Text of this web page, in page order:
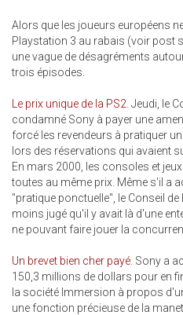
Alors que les joueurs européens
Playstation 3 au rabais (voir post
une vague de désagréments
trois épisodes.
Le prix unique de la PS2 . Jeudi, le
condamné Sony à payer une
forcé les revendeurs à pratiquer
lors des réservations qui avaient
En mars 2000, les consoles et
toutes au même prix. Même s'il a
"pratique ponctuelle", le Conseil
moins jugé qu'il y avait là d'une
ne pouvant faire jouer la
Un brevet bien cher payé . Sony a
150,3 millions de dollars pour en
la société Immersion à propos
une fonction précieuse de la